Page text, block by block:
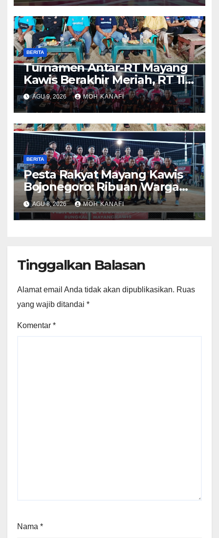
BERITA
Turnamen Antar-RT Mayang
Kawis Berakhir Meriah, RT 11
dan RT 05 Jadi Sorotan
AGU 9, 2026 MOH KANAFI
BERITA
​Pesta Rakyat Mayang Kawis
Bojonegoro: Ribuan Warga
Tumplek Blek Saksikan Final
Voli, Kades 3 Periode Dipuji
Setinggi Langit
AGU 8, 2026 MOH KANAFI
Tinggalkan Balasan
Alamat email Anda tidak akan dipublikasikan. Ruas
yang wajib ditandai *
Komentar *
Nama *